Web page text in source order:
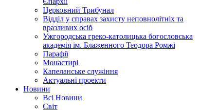
Церковний Трибунал
Відділ у справах захисту неповнолітніх та
вразливих осіб
Ужгородська греко-католицька богословська
академія ім. Блаженного Теодора Ромжі
Парафії
Монастирі
Капеланське служіння
Актуальні проекти
Новини
Всі Новини
Світ